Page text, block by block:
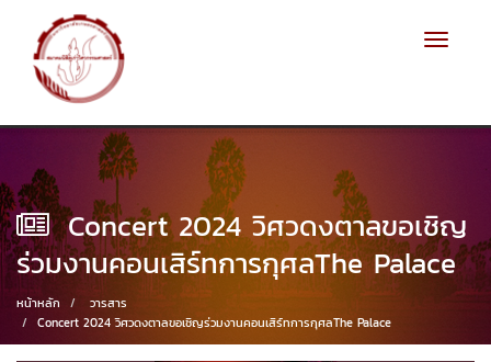
Toggle
Concert 2024 วิศวดงตาลขอเชิญ
ร่วมงานคอนเสิร์ทการกุศลThe Palace
หน้าหลัก
วารสาร
Concert 2024 วิศวดงตาลขอเชิญร่วมงานคอนเสิร์ทการกุศลThe Palace